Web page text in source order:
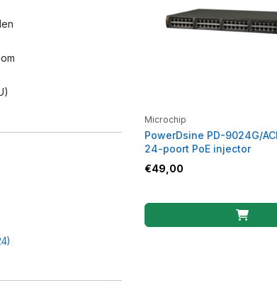
Microchip
PowerDsine PD-9024G/
24-poort PoE injector
€49,00